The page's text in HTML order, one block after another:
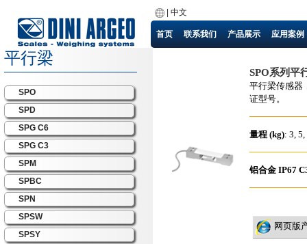
中文
首页 联系我们 产品展示 应用案例
平行梁
SPO
SPD
SPG C6
SPG C3
SPM
SPBC
SPN
SPSW
SPSY
SPO系列平
平行梁传感器
证型号。
量程 (kg): 3,
铝合金 IP67
网页版